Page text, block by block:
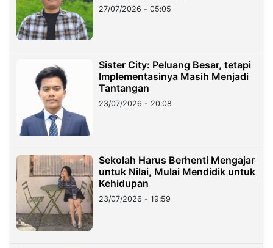
27/07/2026 - 05:05
Sister City: Peluang Besar, tetapi
Implementasinya Masih Menjadi
Tantangan
23/07/2026 - 20:08
Sekolah Harus Berhenti Mengajar
untuk Nilai, Mulai Mendidik untuk
Kehidupan
23/07/2026 - 19:59